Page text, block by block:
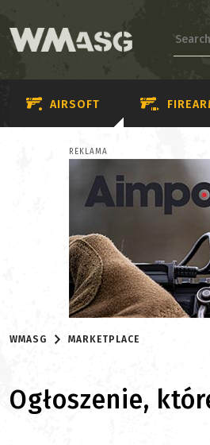
AIRSOFT
REKLAMA
WMASG MARKETPLACE
Ogłoszenie,